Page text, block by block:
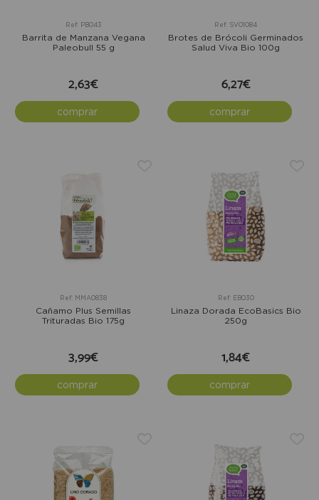
Ref: PB043
Barrita de Manzana Vegana
Paleobull 55 g
2,63€
comprar
Ref: SV01084
Brotes de Brócoli Germinados
Salud Viva Bio 100g
6,27€
comprar
Ref: MMA0838
Cañamo Plus Semillas
Trituradas Bio 175g
3,99€
comprar
Ref: EB030
Linaza Dorada EcoBasics Bio
250g
1,84€
comprar